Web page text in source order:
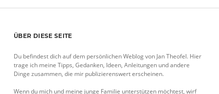
Sidebar
ÜBER DIESE SEITE
Du befindest dich auf dem persönlichen Weblog von Jan Theofel. Hier
trage ich meine Tipps, Gedanken, Ideen, Anleitungen und andere
Dinge zusammen, die mir publizierenswert erscheinen.
Wenn du mich und meine junge Familie unterstützen möchtest, wirf